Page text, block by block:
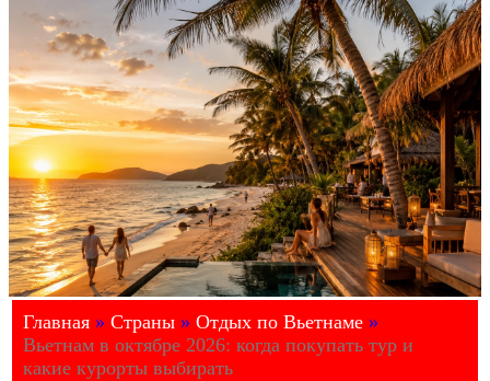
Главная » Страны » Отдых по Вьетнаме »
Вьетнам в октябре 2026: когда покупать тур и
какие курорты выбирать